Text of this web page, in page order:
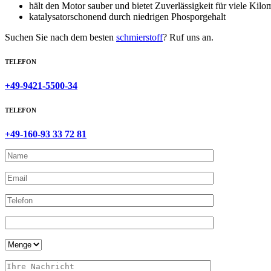
hält den Motor sauber und bietet Zuverlässigkeit für viele
katalysatorschonend durch niedrigen Phosporgehalt
Suchen Sie nach dem besten schmierstoff? Ruf uns an.
TELEFON
+49-9421-5500-34
TELEFON
+49-160-93 33 72 81